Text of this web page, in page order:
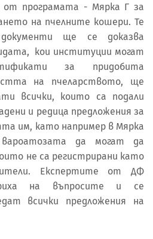
програмата - Мярка Г за
на пчелните кошери. Те
ще се доказва
кои институции могат
за придобита
на пчеларството, ще
всички, които са подали
и редица предложения за
им, като например в Мярка
да могат да
не са регистрирани като
Експертите от ДФ
на въпросите и се
всички предложения на